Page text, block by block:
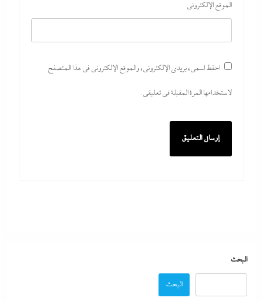
الموقع الإلكتروني
احفظ اسمي، بريدي الإلكتروني، والموقع الإلكتروني في هذا المتصفح
لاستخدامها المرة المقبلة في تعليقي.
البحث
البحث
جديدة في وجه الحكومة المصرية؟